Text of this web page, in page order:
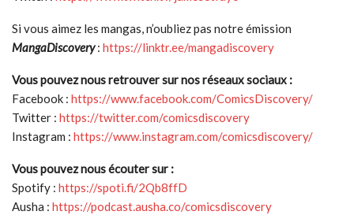
Si vous aimez les mangas, n’oubliez pas notre émission
MangaDiscovery: https://linktr.ee/mangadiscovery
Vous pouvez nous retrouver sur nos réseaux sociaux :
Facebook : https://www.facebook.com/ComicsDiscovery/
Twitter : https://twitter.com/comicsdiscovery
Instagram : https://www.instagram.com/comicsdiscovery/
Vous pouvez nous écouter sur :
Spotify : https://spoti.fi/2Qb8ffD
Ausha : https://podcast.ausha.co/comicsdiscovery